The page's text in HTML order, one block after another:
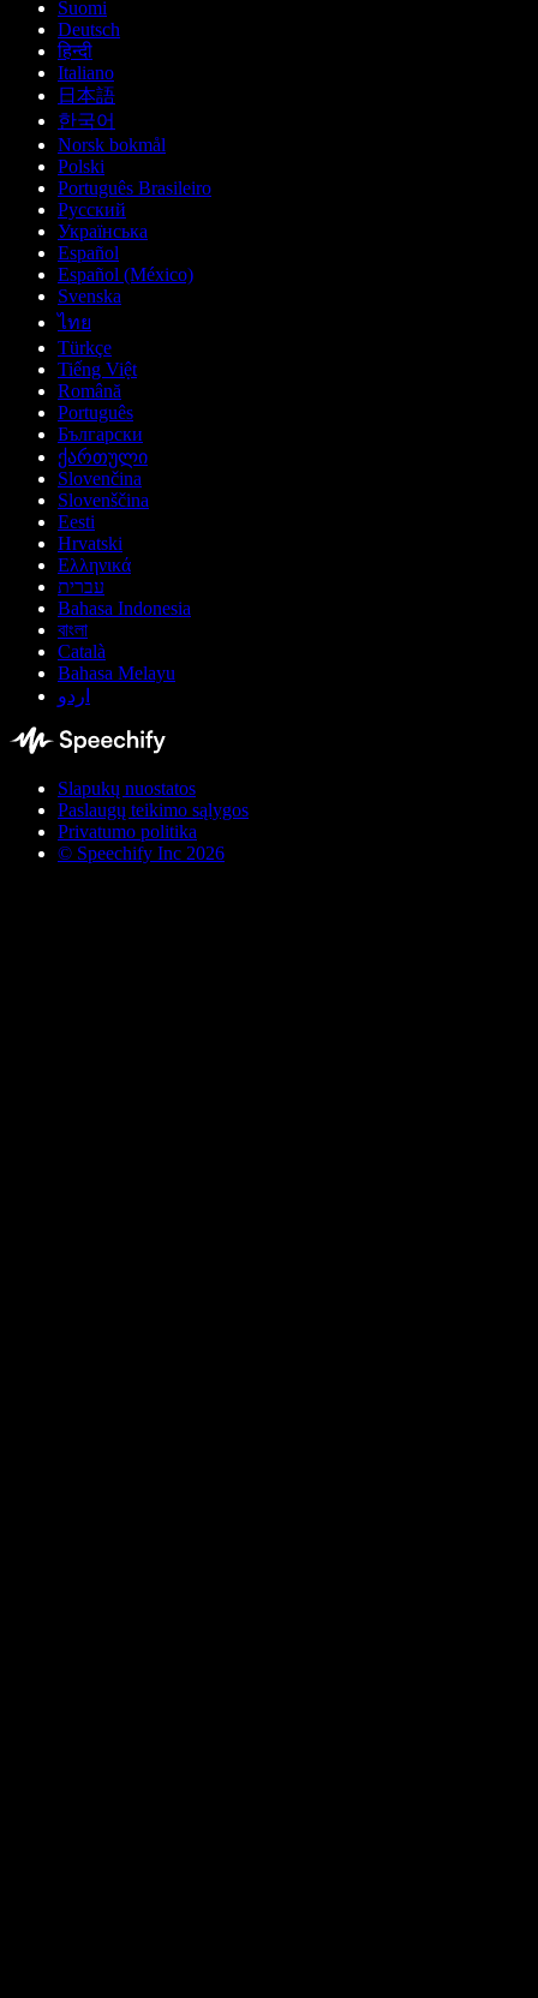
Suomi
Deutsch
हिन्दी
Italiano
日本語
한국어
Norsk bokmål
Polski
Português Brasileiro
Русский
Українська
Español
Español (México)
Svenska
ไทย
Türkçe
Tiếng Việt
Română
Português
Български
ქართული
Slovenčina
Slovenščina
Eesti
Hrvatski
Ελληνικά
עברית
Bahasa Indonesia
বাংলা
Català
Bahasa Melayu
اردو
Slapukų nuostatos
Paslaugų teikimo sąlygos
Privatumo politika
© Speechify Inc 2026